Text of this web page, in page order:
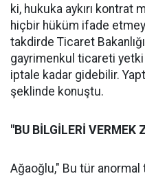
ki, hukuka aykırı kontrat
hiçbir hüküm ifade
takdirde Ticaret
gayrimenkul ticareti
iptale kadar gidebilir.
şeklinde konuştu.
"BU BİLGİLERİ VERMEK
Ağaoğlu," Bu tür anormal